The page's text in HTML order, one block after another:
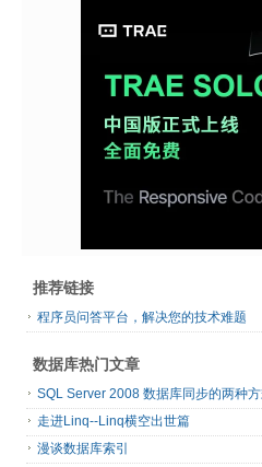
推荐链接
程序员问答平台，解决您的技术难题
数据库热门文章
走进Linq--Linq横空出世篇
漫谈数据库索引